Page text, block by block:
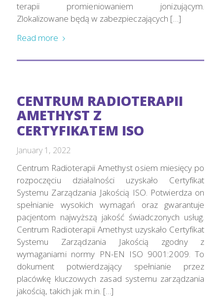
terapii promieniowaniem jonizującym.
Zlokalizowane będą w zabezpieczających […]
Read more
CENTRUM RADIOTERAPII
AMETHYST Z
CERTYFIKATEM ISO
January 1, 2022
Centrum Radioterapii Amethyst osiem miesięcy po
rozpoczęciu działalności uzyskało Certyfikat
Systemu Zarządzania Jakością ISO. Potwierdza on
spełnianie wysokich wymagań oraz gwarantuje
pacjentom najwyższą jakość świadczonych usług.
Centrum Radioterapii Amethyst uzyskało Certyfikat
Systemu Zarządzania Jakością zgodny z
wymaganiami normy PN-EN ISO 9001:2009. To
dokument potwierdzający spełnianie przez
placówkę kluczowych zasad systemu zarządzania
jakością, takich jak m.in. […]